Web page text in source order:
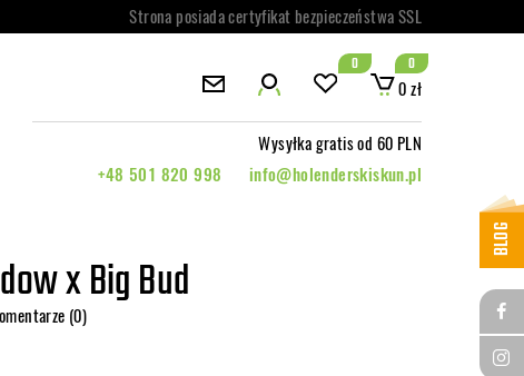
Strona posiada certyfikat bezpieczeństwa SSL
0
0 zł
0
Wysyłka gratis od 60 PLN
+48 501 820 998 info@holenderskiskun.pl
BLOG
x Big Bud
(0)